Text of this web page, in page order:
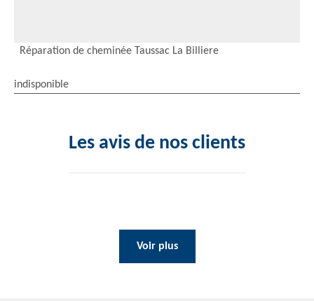
Réparation de cheminée Taussac La Billiere
indisponible
Les avis de nos clients
Voir plus